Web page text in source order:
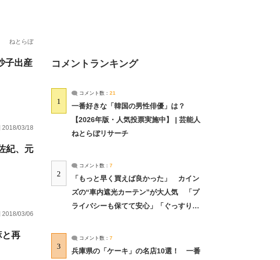
ねとらぼ
子出産
2018/03/18
紀、元
2018/03/06
と再
コメントランキング
1
コメント数： 21
一番好きな「韓国の男性俳優」は？
【2026年版・人気投票実施中】 | 芸能人
ねとらぼリサーチ
2
コメント数： 7
「もっと早く買えば良かった」 カイン
ズの“車内遮光カーテン”が大人気 「プ
ライバシーも保てて安心」「ぐっすり眠
3
コメント数： 7
兵庫県の「ケーキ」の名店10選！ 一番